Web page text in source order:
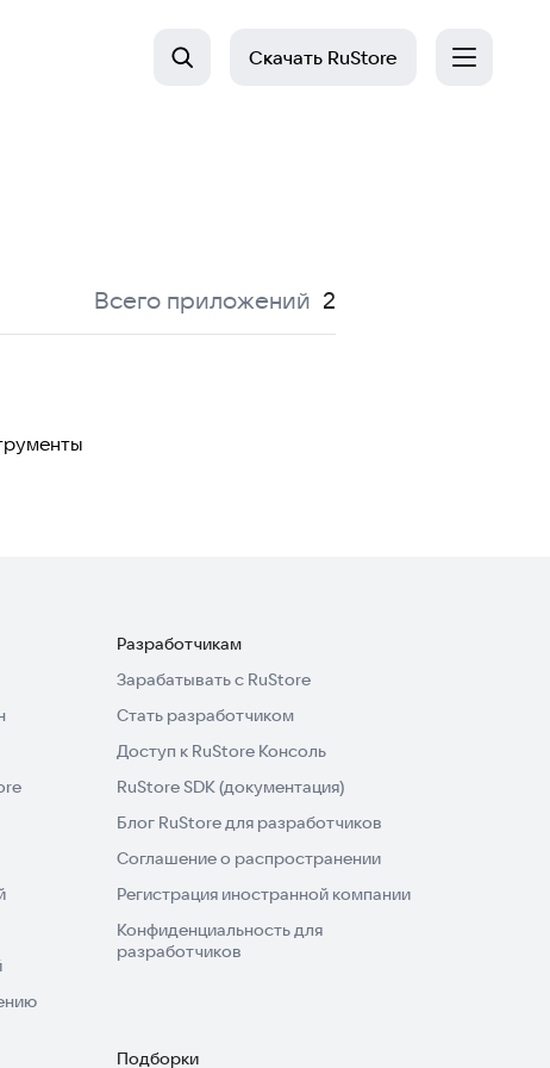
Скачать RuStore
Всего приложений 2
Разработчикам
Зарабатывать с RuStore
Стать разработчиком
Доступ к RuStore Консоль
RuStore SDK (документация)
Блог RuStore для разработчиков
Соглашение о распространении
Регистрация иностранной компании
Конфиденциальность для
разработчиков
Подборки